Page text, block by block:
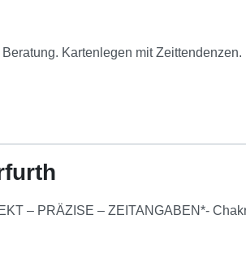
Kartenlegen mit Zeittendenzen.
– PRÄZISE – ZEITANGABEN*-